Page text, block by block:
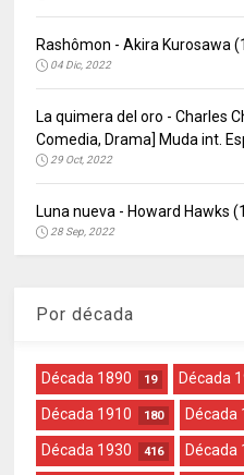
Rashômon - Akira Kurosawa
04 Dic, 2022
La quimera del oro - Charles
Comedia, Drama] Muda int.
29 Oct, 2022
Luna nueva - Howard Hawks
28 Sep, 2022
Por década
Década 1890 19 Década
Década 1910 180 Década
Década 1930 416 Década